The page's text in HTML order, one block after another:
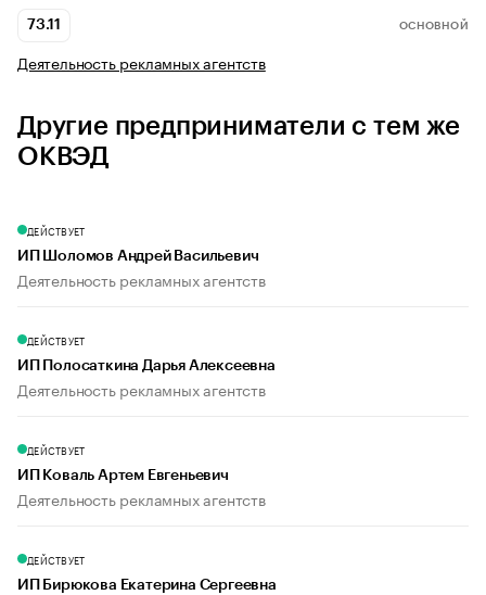
73.11 ОСНОВНОЙ
Деятельность рекламных агентств
Другие предприниматели с тем же
ОКВЭД
ДЕЙСТВУЕТ
ИП Шоломов Андрей Васильевич
Деятельность рекламных агентств
ДЕЙСТВУЕТ
ИП Полосаткина Дарья Алексеевна
Деятельность рекламных агентств
ДЕЙСТВУЕТ
ИП Коваль Артем Евгеньевич
Деятельность рекламных агентств
ДЕЙСТВУЕТ
ИП Бирюкова Екатерина Сергеевна